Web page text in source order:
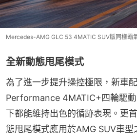
Mercedes-AMG GLC 53 4MATIC SUV版同樣霸
全新動態甩尾模式
為了進一步提升操控極限，新車
Performance 4MATIC+四輪驅
下都能維持出色的循跡表現。更
態甩尾模式應用於AMG SUV車